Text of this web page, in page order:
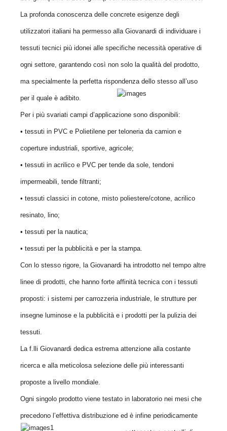
La profonda conoscenza delle concrete esigenze degli
utilizzatori italiani ha permesso alla Giovanardi di individuare i
tessuti tecnici più idonei alle specifiche necessità operative di
ogni settore, garantendo così non solo la qualità del prodotto,
ma specialmente la perfetta rispondenza dello stesso all’uso
per il quale è adibito.
Per i più svariati campi d’applicazione sono disponibili:
• tessuti in PVC e Polietilene per teloneria da camion e
coperture industriali, sportive, agricole;
• tessuti in acrilico e PVC per tende da sole, tendoni
impermeabili, tende filtranti;
• tessuti classici in cotone, misto poliestere/cotone, acrilico
resinato, lino;
• tessuti per la nautica;
• tessuti per la pubblicità e per la stampa.
Con lo stesso rigore, la Giovanardi ha introdotto nel tempo altre
linee di prodotti, che hanno forte affinità tecnica con i tessuti
proposti: i sistemi per carrozzeria industriale, le strutture per
insegne luminose e la pubblicità e i prodotti per la pulizia dei
tessuti.
La f.lli Giovanardi dedica estrema attenzione alla costante
ricerca e alla meticolosa selezione delle più interessanti
proposte a livello mondiale.
Ogni singolo prodotto viene testato in laboratorio nei mesi che
precedono l’effettiva distribuzione ed è infine periodicamente